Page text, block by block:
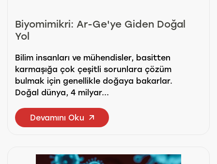
Biyomimikri: Ar-Ge'ye Giden Doğal
Yol
Bilim insanları ve mühendisler, basitten
karmaşığa çok çeşitli sorunlara çözüm
bulmak için genellikle doğaya bakarlar.
Doğal dünya, 4 milyar...
Devamını Oku